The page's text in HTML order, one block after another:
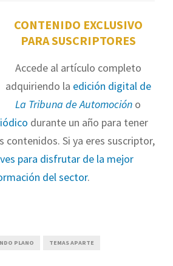
CONTENIDO EXCLUSIVO
PARA SUSCRIPTORES
Accede al artículo completo
adquiriendo la edición digital de
La Tribuna de Automoción o
durante un año para tener
contenidos. Si ya eres suscriptor,
para disfrutar de la mejor
del sector.
PLANO TEMAS APARTE